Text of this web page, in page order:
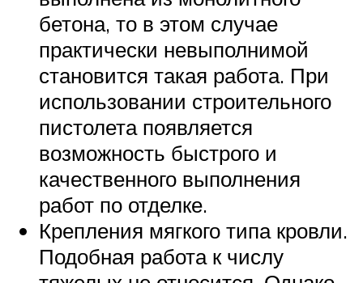
бетона, то в этом случае
практически невыполнимой
становится такая работа. При
использовании строительного
пистолета появляется
возможность быстрого и
качественного выполнения
работ по отделке.
Крепления мягкого типа кровли.
Подобная работа к числу